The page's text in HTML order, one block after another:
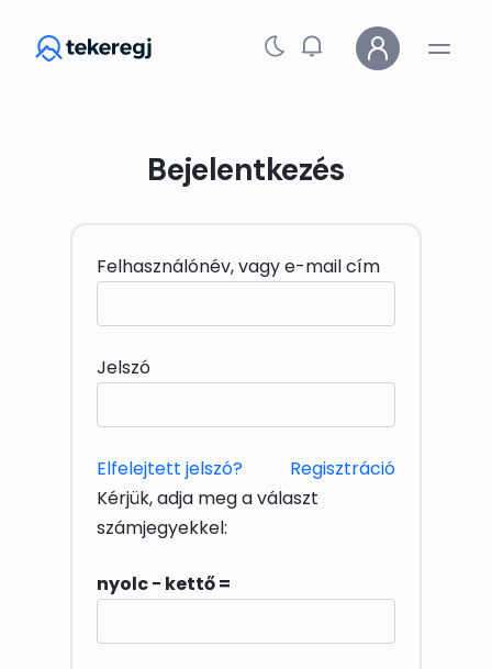
Bejelentkezés
Felhasználónév, vagy e-mail cím
Jelszó
Elfelejtett jelszó?
Regisztráció
Kérjük, adja meg a választ
számjegyekkel:
nyolc − kettő =